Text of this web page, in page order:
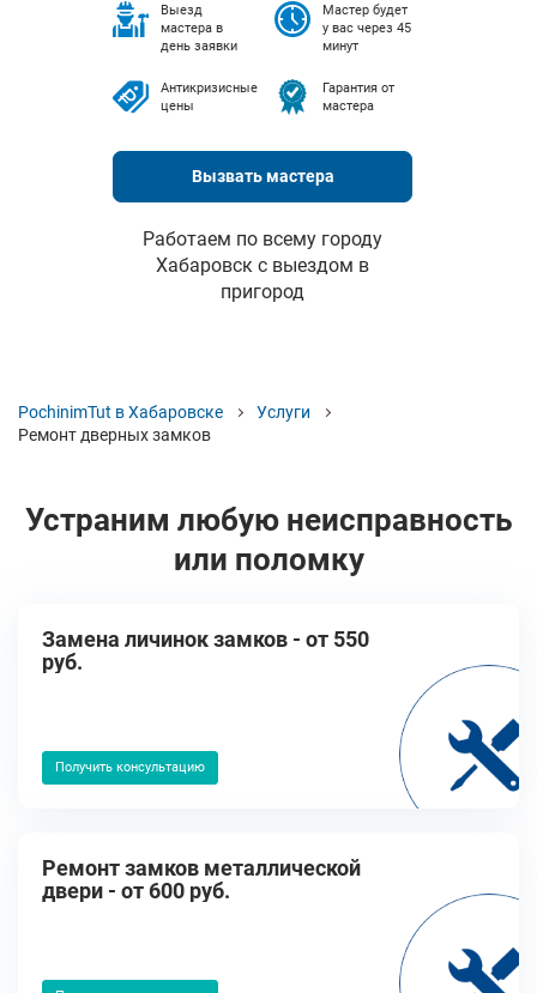
Выезд
мастера в
день заявки
Мастер будет
у вас через 45
минут
Антикризисные
цены
Гарантия от
мастера
Вызвать мастера
Работаем по всему городу
Хабаровск с выездом в
пригород
PochinimTut в Хабаровске
Услуги
Ремонт дверных замков
Устраним любую неисправность
или поломку
Замена личинок замков - от 550
руб.
Получить консультацию
Ремонт замков металлической
двери - от 600 руб.